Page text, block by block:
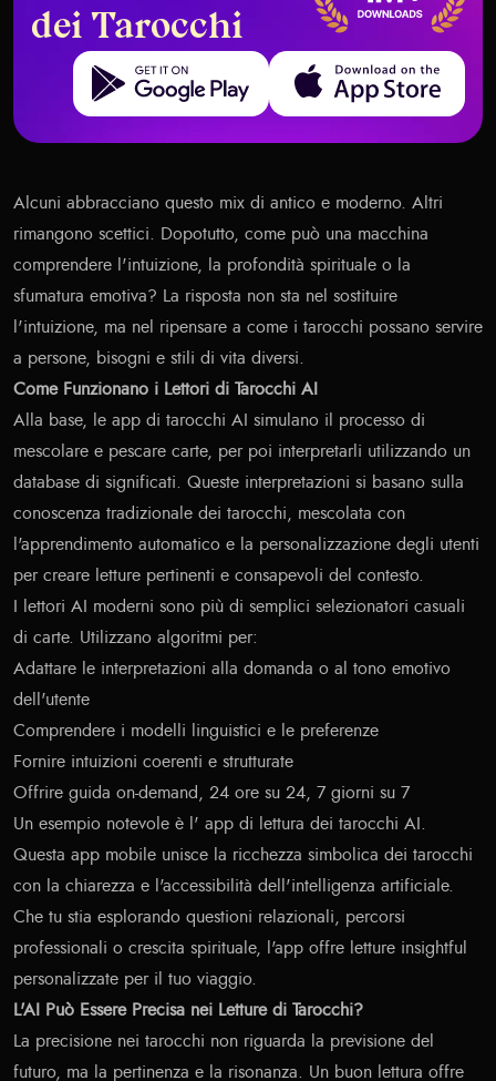
dei Tarocchi
Get it on Google Play Download on the App Store
Alcuni abbracciano questo mix di antico e moderno. Altri
rimangono scettici. Dopotutto, come può una macchina
comprendere l'intuizione, la profondità spirituale o la
sfumatura emotiva? La risposta non sta nel sostituire
l'intuizione, ma nel ripensare a come i tarocchi possano servire
a persone, bisogni e stili di vita diversi.
Come Funzionano i Lettori di Tarocchi AI
Alla base, le app di tarocchi AI simulano il processo di
mescolare e pescare carte, per poi interpretarli utilizzando un
database di significati. Queste interpretazioni si basano sulla
conoscenza tradizionale dei tarocchi, mescolata con
l'apprendimento automatico e la personalizzazione degli utenti
per creare letture pertinenti e consapevoli del contesto.
I lettori AI moderni sono più di semplici selezionatori casuali
di carte. Utilizzano algoritmi per:
Adattare le interpretazioni alla domanda o al tono emotivo
dell'utente
Comprendere i modelli linguistici e le preferenze
Fornire intuizioni coerenti e strutturate
Offrire guida on-demand, 24 ore su 24, 7 giorni su 7
Un esempio notevole è l' app di lettura dei tarocchi AI
Questa app mobile unisce la ricchezza simbolica dei tarocchi
con la chiarezza e l'accessibilità dell'intelligenza artificiale.
Che tu stia esplorando questioni relazionali, percorsi
professionali o crescita spirituale, l'app offre letture insightful
personalizzate per il tuo viaggio.
L'AI Può Essere Precisa nei Letture di Tarocchi?
La precisione nei tarocchi non riguarda la previsione del
futuro, ma la pertinenza e la risonanza. Un buon lettura offre